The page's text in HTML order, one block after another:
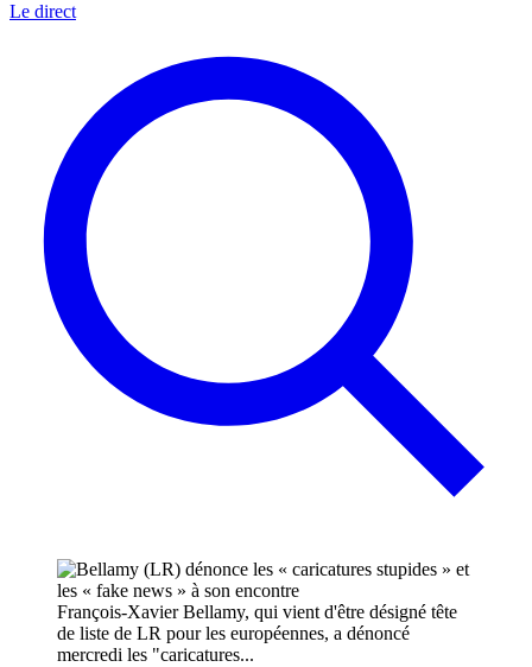
Le direct
François-Xavier Bellamy, qui vient d'être désigné tête
de liste de LR pour les européennes, a dénoncé
mercredi les "caricatures...